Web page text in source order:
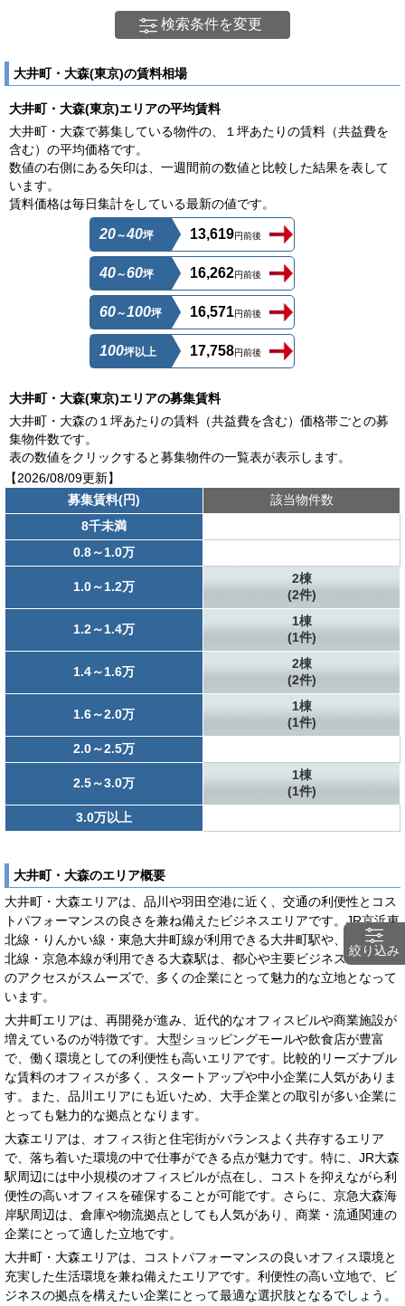
絞り込み
検索条件を変更
大井町・大森(東京)の賃料相場
大井町・大森(東京)エリアの平均賃料
大井町・大森で募集している物件の、１坪あたりの賃料（共益費を
含む）の平均価格です。
数値の右側にある矢印は、一週間前の数値と比較した結果を表して
います。
賃料価格は毎日集計をしている最新の値です。
20～40坪 13,619円前後
40～60坪 16,262円前後
60～100坪 16,571円前後
100坪以上 17,758円前後
大井町・大森(東京)エリアの募集賃料
大井町・大森の１坪あたりの賃料（共益費を含む）価格帯ごとの募
集物件数です。
表の数値をクリックすると募集物件の一覧表が表示します。
【2026/08/09更新】
募集賃料(円)
該当物件数
8千未満
0.8～1.0万
1.0～1.2万
2棟
(2件)
1.2～1.4万
1棟
(1件)
1.4～1.6万
2棟
(2件)
1.6～2.0万
1棟
(1件)
2.0～2.5万
2.5～3.0万
1棟
(1件)
3.0万以上
大井町・大森のエリア概要
大井町・大森エリアは、品川や羽田空港に近く、交通の利便性とコス
トパフォーマンスの良さを兼ね備えたビジネスエリアです。JR京浜東
北線・りんかい線・東急大井町線が利用できる大井町駅や、JR京浜東
北線・京急本線が利用できる大森駅は、都心や主要ビジネスエリアへ
のアクセスがスムーズで、多くの企業にとって魅力的な立地となって
います。
大井町エリアは、再開発が進み、近代的なオフィスビルや商業施設が
増えているのが特徴です。大型ショッピングモールや飲食店が豊富
で、働く環境としての利便性も高いエリアです。比較的リーズナブル
な賃料のオフィスが多く、スタートアップや中小企業に人気がありま
す。また、品川エリアにも近いため、大手企業との取引が多い企業に
とっても魅力的な拠点となります。
大森エリアは、オフィス街と住宅街がバランスよく共存するエリア
で、落ち着いた環境の中で仕事ができる点が魅力です。特に、JR大森
駅周辺には中小規模のオフィスビルが点在し、コストを抑えながら利
便性の高いオフィスを確保することが可能です。さらに、京急大森海
岸駅周辺は、倉庫や物流拠点としても人気があり、商業・流通関連の
企業にとって適した立地です。
大井町・大森エリアは、コストパフォーマンスの良いオフィス環境と
充実した生活環境を兼ね備えたエリアです。利便性の高い立地で、ビ
ジネスの拠点を構えたい企業にとって最適な選択肢となるでしょう。